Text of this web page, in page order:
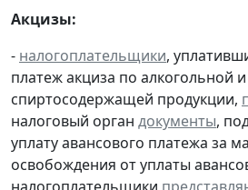
Акцизы:
- налогоплательщики,
платеж акциза по алкогольной
спиртосодержащей продукции,
налоговый орган документы,
уплату авансового платежа за
освобождения от уплаты